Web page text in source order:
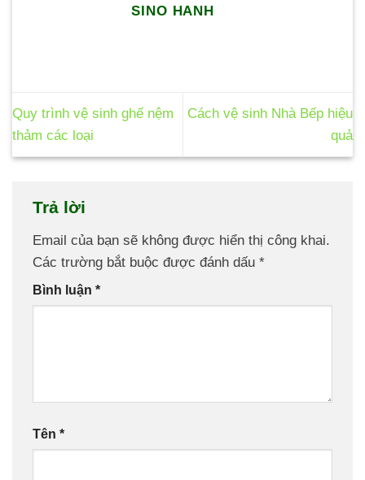
SINO HANH
Quy trình vệ sinh ghế nệm
thảm các loại
Cách vệ sinh Nhà Bếp hiệu
quả
Trả lời
Email của bạn sẽ không được hiển thị công khai.
Các trường bắt buộc được đánh dấu *
Bình luận *
Tên *